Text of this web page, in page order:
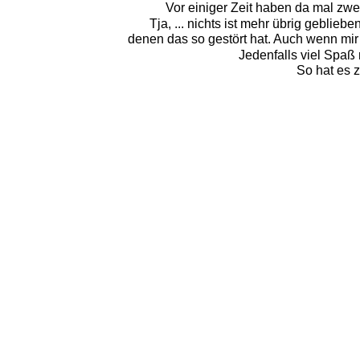
So hat es
Vor einiger Zeit haben da mal
Tja, ... nichts ist mehr übrig
denen das so gestört hat. Auch wenn
Jedenfalls viel Spaß